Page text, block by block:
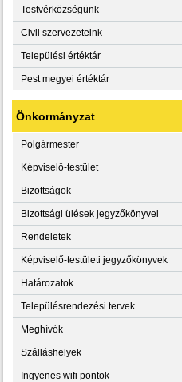
Testvérközségünk
Civil szervezeteink
Települési értéktár
Pest megyei értéktár
Önkormányzat
Polgármester
Képviselő-testület
Bizottságok
Bizottsági ülések jegyzőkönyvei
Rendeletek
Képviselő-testületi jegyzőkönyvek
Határozatok
Településrendezési tervek
Meghívók
Szálláshelyek
Ingyenes wifi pontok